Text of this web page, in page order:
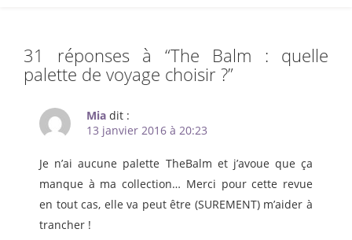
31 réponses à “The Balm : quelle
palette de voyage choisir ?”
Mia dit :
13 janvier 2016 à 20:23
Je n’ai aucune palette TheBalm et j’avoue que ça
manque à ma collection… Merci pour cette revue
en tout cas, elle va peut être (SUREMENT) m’aider à
trancher !